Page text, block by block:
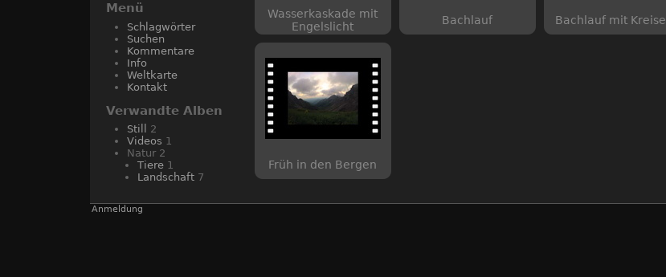
Menü
Schlagwörter
Suchen
Kommentare
Info
Weltkarte
Kontakt
Verwandte Alben
Still
2
Videos 1
Natur 2
Tiere 1
Landschaft 7
Wasserkaskade mit
Engelslicht
Bachlauf Bachlauf mit Kreisel
Früh in den Bergen
Anmeldung